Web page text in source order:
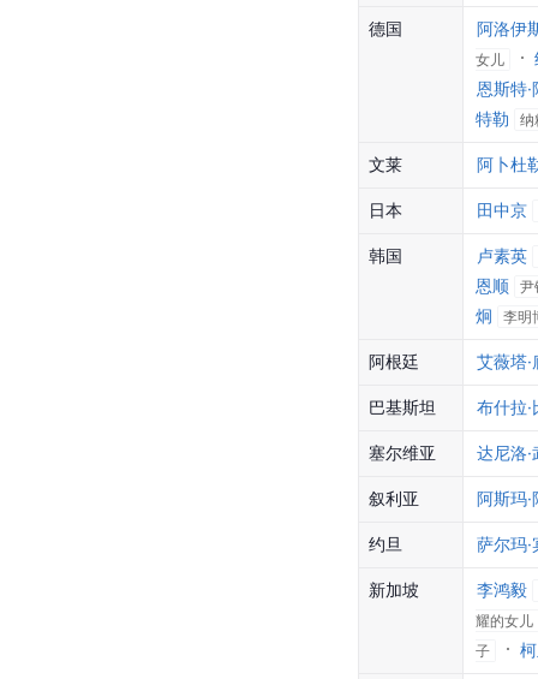
德国 阿洛伊
女儿
恩斯特
特勒
纳
文莱 阿卜杜
日本 田中京
韩国
卢素英
恩顺 尹
炯 李明
阿根廷 艾薇塔·
巴基斯坦 布什拉·
塞尔维亚 达尼洛
叙利亚 阿斯玛
约旦 萨尔玛
新加坡 李鸿毅
耀的女儿
子